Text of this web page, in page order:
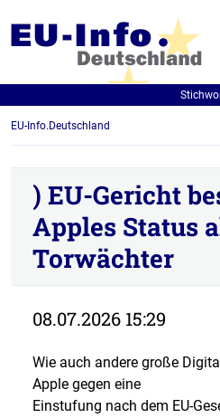
EU-Info.Deutschland
) EU-Gericht
Apples Status
Torwächter
08.07.2026 15:29
Wie auch andere große
Apple gegen eine
Einstufung nach dem EU-